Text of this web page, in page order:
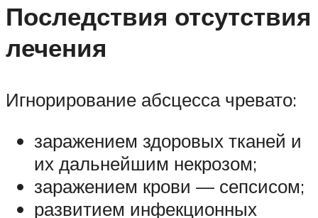
Последствия отсутствия
лечения
Игнорирование абсцесса чревато:
заражением здоровых тканей и
их дальнейшим некрозом;
заражением крови — сепсисом;
развитием инфекционных